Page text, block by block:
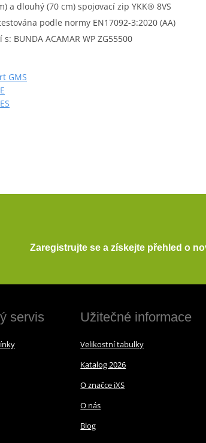
a dlouhý (70 cm) spojovací zip YKK® 8VS
podle normy EN17092-3:2020 (AA)
BUNDA ACAMAR WP ZG55500
GMS
Zaregistrujte se a získejte přehled o
servis Užitečné informace
Velikostní tabulky
Katalog 2026
O značce iXS
O nás
Blog